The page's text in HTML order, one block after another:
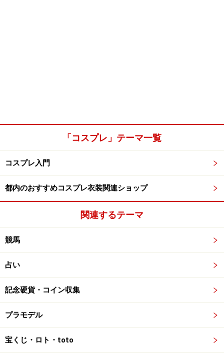
「コスプレ」テーマ一覧
コスプレ入門
都内のおすすめコスプレ衣装関連ショップ
関連するテーマ
競馬
占い
記念硬貨・コイン収集
プラモデル
宝くじ・ロト・toto